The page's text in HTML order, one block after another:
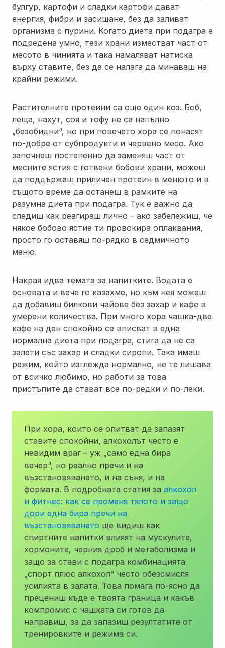
булгур, картофи и сладки картофи дават
енергия, фибри и засищане, без да заливат
организма с пурини. Когато диета при подагра е
подредена умно, тези храни изместват част от
месото в чинията и така намаляват натиска
върху ставите, без да се налага да минаваш на
крайни режими.
Растителните протеини са още един коз. Боб,
леща, нахут, соя и тофу не са напълно
„безобидни“, но при повечето хора се понасят
по-добре от субпродукти и червено месо. Ако
започнеш постепенно да заменяш част от
месните ястия с готвени бобови храни, можеш
да поддържаш приличен протеин в менюто и в
същото време да останеш в рамките на
разумна диета при подагра. Тук е важно да
следиш как реагираш лично – ако забележиш, че
някое бобово ястие ти провокира оплаквания,
просто го оставяш по-рядко в седмичното
меню.
Накрая идва темата за напитките. Водата е
основата и вече го казахме, но към нея можеш
да добавиш билкови чайове без захар и кафе в
умерени количества. При много хора чашка-две
кафе на ден спокойно се вписват в една
нормална диета при подагра, стига да не са
залети със захар и сладки сиропи. Така имаш
режим, който изглежда нормално, не те лишава
от всичко любимо, но работи за това
пристъпите да стават все по-редки и по-леки.
При хора, които се опитват да запазят
ставите спокойни, алкохолът често е
невидим враг – уж „само една бира
вечер“, но реално пречи и на
възстановяването, и на съня, и на
формата. В подробната статия за алкохол
и фитнес: как се променя тялото и защо
дори една бира пречи на
възстановяването ще видиш как
спиртните напитки влияят на мускулите,
хормоните, черния дроб и метаболизма и
защо за стави с подагра комбинацията
„спорт плюс алкохол“ често обезсмисля
усилията в залата. Това помага по-ясно да
прецениш къде е твоята граница и какъв
компромис с чашката си готов да
направиш, за да запазиш резултатите от
тренировките и режима си.